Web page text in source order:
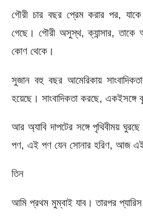
গৌরী চার বছর প্রেম করার পর, যাকে
গেছে। গৌরী অসুস্থ, ক্যান্সার, তাকে
কোণ থেকে।
সুজান বহু বছর আমেরিকায়
হয়েছে। সাংবাদিকতা করছে, একইসঙ্গে
আর অ্যাবি দাপটের সঙ্গে পৃথিবীময়
পণ, এই পণ যেন সোনার হরিণ, আজ
তিন
আমি প্রথম মুম্বাই যাব। তারপর